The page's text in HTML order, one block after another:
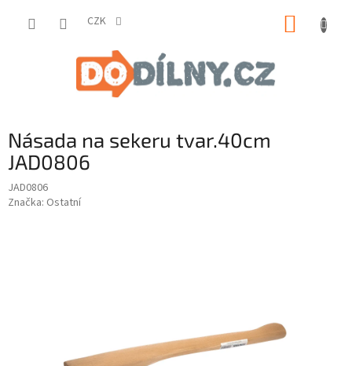
CZK
Násada na sekeru tvar.40cm
JAD0806
JAD0806
Značka: Ostatní